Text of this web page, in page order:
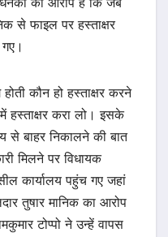
से फाइल पर हस्ताक्षर
कौन हो हस्ताक्षर करने
हस्ताक्षर करा लो। इसके
से बाहर निकालने की बात
मिलने पर विधायक
कार्यालय पहुंच गए जहां
तुषार मानिक का आरोप
टोप्पो ने उन्हें वापस